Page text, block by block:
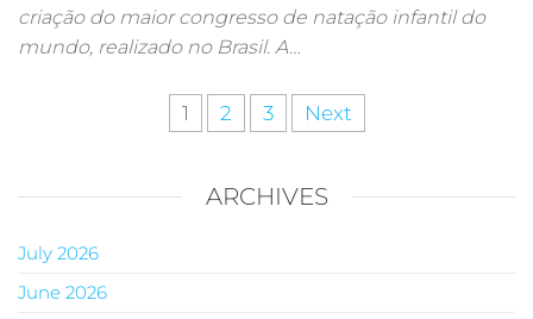
criação do maior congresso de natação infantil do
mundo, realizado no Brasil. A…
1 2 3 Next
ARCHIVES
July 2026
June 2026